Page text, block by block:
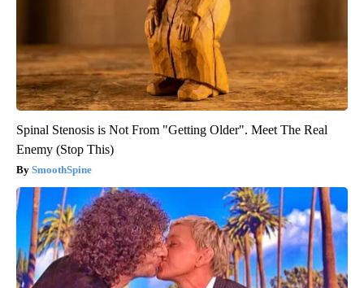
Spinal Stenosis is Not From "Getting Older". Meet The Real
Enemy (Stop This)
SmoothSpine